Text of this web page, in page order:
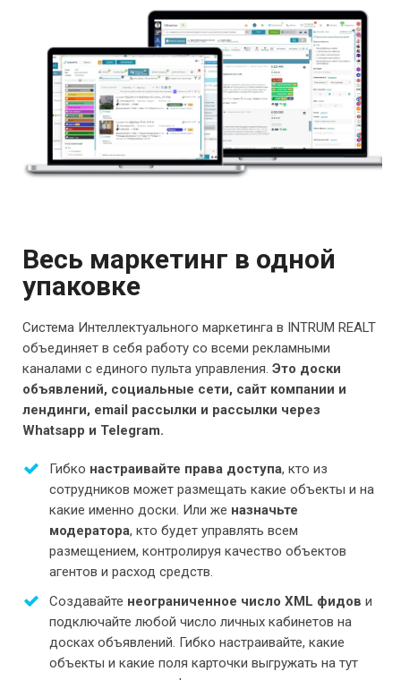
Весь маркетинг в одной
упаковке
Система Интеллектуального маркетинга в INTRUM REALT
объединяет в себя работу со всеми рекламными
каналами с единого пульта управления. Это доски
объявлений, социальные сети, сайт компании и
лендинги, email рассылки и рассылки через
Whatsapp и Telegram.
Гибко настраивайте права доступа, кто из
сотрудников может размещать какие объекты и на
какие именно доски. Или же назначьте
модератора, кто будет управлять всем
размещением, контролируя качество объектов
агентов и расход средств.
Создавайте неограниченное число XML фидов и
подключайте любой число личных кабинетов на
досках объявлений. Гибко настраивайте, какие
объекты и какие поля карточки выгружать на тут